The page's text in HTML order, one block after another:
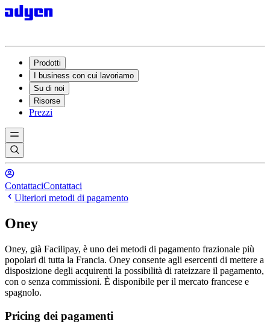
Prodotti
I business con cui lavoriamo
Su di noi
Risorse
Prezzi
ContattaciContattaci
Ulteriori metodi di pagamento
Oney
Oney, già Facilipay, è uno dei metodi di pagamento frazionale più
popolari di tutta la Francia. Oney consente agli esercenti di mettere a
disposizione degli acquirenti la possibilità di rateizzare il pagamento,
con o senza commissioni. È disponibile per il mercato francese e
spagnolo.
Pricing dei pagamenti